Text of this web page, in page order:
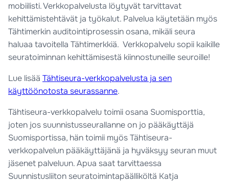
mobiilisti. Verkkopalvelusta löytyvät tarvittavat
kehittämistehtävät ja työkalut. Palvelua käytetään myös
Tähtimerkin auditointiprosessin osana, mikäli seura
haluaa tavoitella Tähtimerkkiä. Verkkopalvelu sopii kaikille
seuratoiminnan kehittämisestä kiinnostuneille seuroille!
Lue lisää Tähtiseura-verkkopalvelusta ja sen
käyttöönotosta seurassanne.
Tähtiseura-verkkopalvelu toimii osana Suomisporttia,
joten jos suunnistusseurallanne on jo pääkäyttäjä
Suomisportissa, hän toimii myös Tähtiseura-
verkkopalvelun pääkäyttäjänä ja hyväksyy seuran muut
jäsenet palveluun. Apua saat tarvittaessa
Suunnistusliiton seuratoimintapäälliköltä Katja